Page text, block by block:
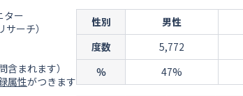
ター
ーチ）
まれます）
属性がつきます
性別 男性
度数
5,772
％
47%